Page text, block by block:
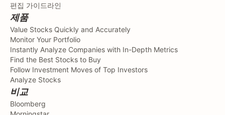
편집 가이드라인
제품
Value Stocks Quickly and Accurately
Monitor Your Portfolio
Instantly Analyze Companies with In-Depth Metrics
Find the Best Stocks to Buy
Follow Investment Moves of Top Investors
Analyze Stocks
비교
Bloomberg